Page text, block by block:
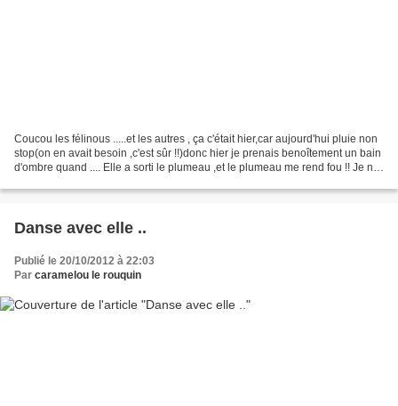
Coucou les félinous .....et les autres , ça c'était hier,car aujourd'hui pluie non
stop(on en avait besoin ,c'est sûr !!)donc hier je prenais benoîtement un bain
d'ombre quand .... Elle a sorti le plumeau ,et le plumeau me rend fou !! Je ne
Danse avec elle ..
Publié le 20/10/2012 à 22:03
Par caramelou le rouquin